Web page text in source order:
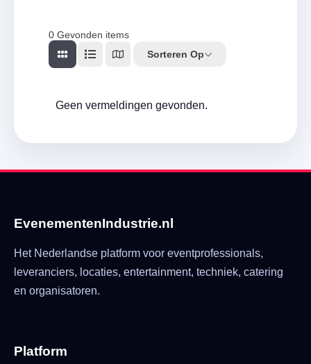
0 Gevonden items
Sorteren Op
Geen vermeldingen gevonden.
EvenementenIndustrie.nl
Het Nederlandse platform voor eventprofessionals,
leveranciers, locaties, entertainment, techniek, catering
en organisatoren.
Platform